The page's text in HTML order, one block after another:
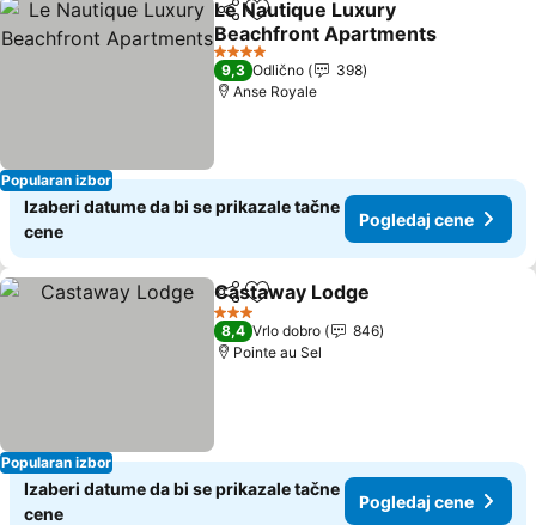
Popularan izbor
Deli Dodati u favorite
Le Nautique Luxury
Beachfront Apartments
4 Zvezdice
9,3 Odlično
398
Anse Royale
Izaberi datume da bi se prikazale tačne
cene
Pogledaj cene
Popularan izbor
Deli Dodati u favorite
Castaway Lodge
3 Zvezdice
8,4 Vrlo dobro
846
Pointe au Sel
Izaberi datume da bi se prikazale tačne
cene
Pogledaj cene